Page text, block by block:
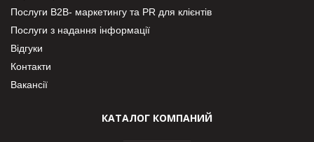
Послуги В2В- маркетингу та PR для клієнтів
Послуги з надання інформації
Відгуки
Контакти
Вакансії
КАТАЛОГ КОМПАНИЙ